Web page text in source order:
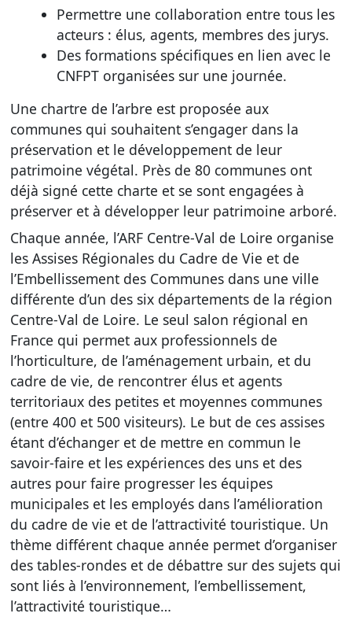
Permettre une collaboration entre tous les
acteurs : élus, agents, membres des jurys.
Des formations spécifiques en lien avec le
CNFPT organisées sur une journée.
Une chartre de l’arbre est proposée aux
communes qui souhaitent s’engager dans la
préservation et le développement de leur
patrimoine végétal. Près de 80 communes ont
déjà signé cette charte et se sont engagées à
préserver et à développer leur patrimoine arboré.
Chaque année, l’ARF Centre-Val de Loire organise
les Assises Régionales du Cadre de Vie et de
l’Embellissement des Communes dans une ville
différente d’un des six départements de la région
Centre-Val de Loire. Le seul salon régional en
France qui permet aux professionnels de
l’horticulture, de l’aménagement urbain, et du
cadre de vie, de rencontrer élus et agents
territoriaux des petites et moyennes communes
(entre 400 et 500 visiteurs). Le but de ces assises
étant d’échanger et de mettre en commun le
savoir-faire et les expériences des uns et des
autres pour faire progresser les équipes
municipales et les employés dans l’amélioration
du cadre de vie et de l’attractivité touristique. Un
thème différent chaque année permet d’organiser
des tables-rondes et de débattre sur des sujets qui
sont liés à l’environnement, l’embellissement,
l’attractivité touristique…